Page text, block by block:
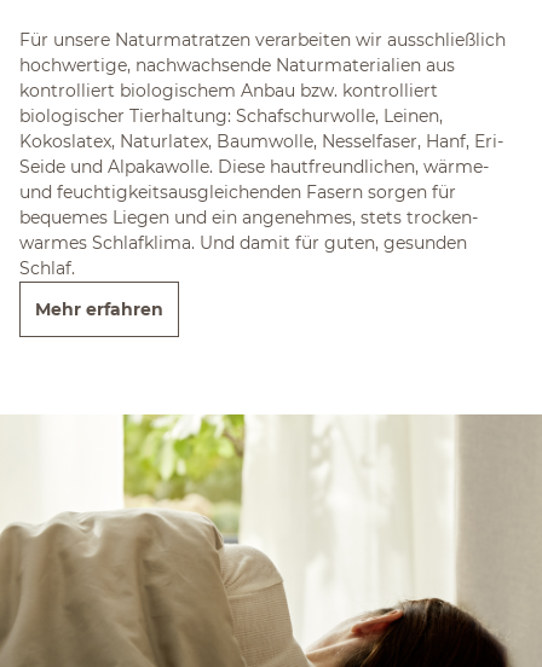
Für unsere Naturmatratzen verarbeiten wir ausschließlich
hochwertige, nachwachsende Naturmaterialien aus
kontrolliert biologischem Anbau bzw. kontrolliert
biologischer Tierhaltung: Schafschurwolle, Leinen,
Kokoslatex, Naturlatex, Baumwolle, Nesselfaser, Hanf, Eri-
Seide und Alpakawolle. Diese hautfreundlichen, wärme-
und feuchtigkeitsausgleichenden Fasern sorgen für
bequemes Liegen und ein angenehmes, stets trocken-
warmes Schlafklima. Und damit für guten, gesunden
Schlaf.
Mehr erfahren